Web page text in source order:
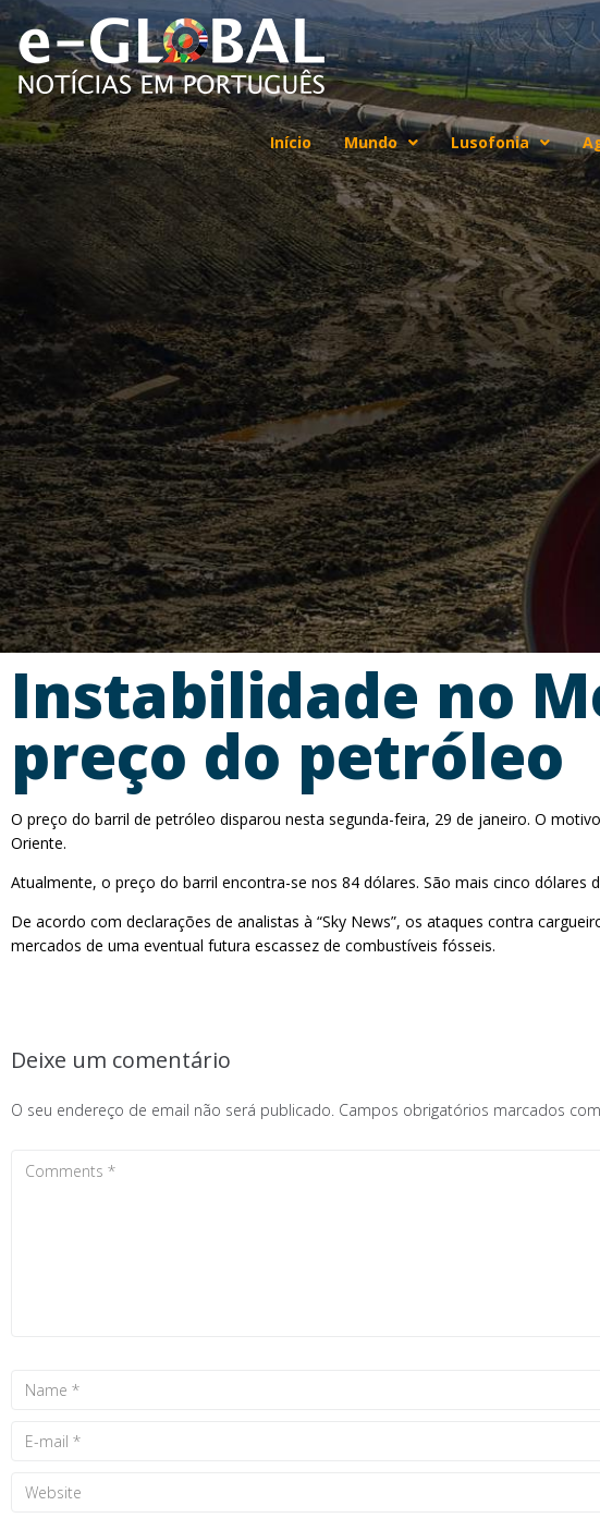
Início Mundo Lusofonia
Instabilidade no
preço do petróleo
O preço do barril de petróleo disparou nesta segunda-feira, 29 de janeiro. O
Oriente.
Atualmente, o preço do barril encontra-se nos 84 dólares. São mais cinco dólares
De acordo com declarações de analistas à “Sky News”, os ataques contra
mercados de uma eventual futura escassez de combustíveis fósseis.
Deixe um comentário
O seu endereço de email não será publicado. Campos obrigatórios marcados com